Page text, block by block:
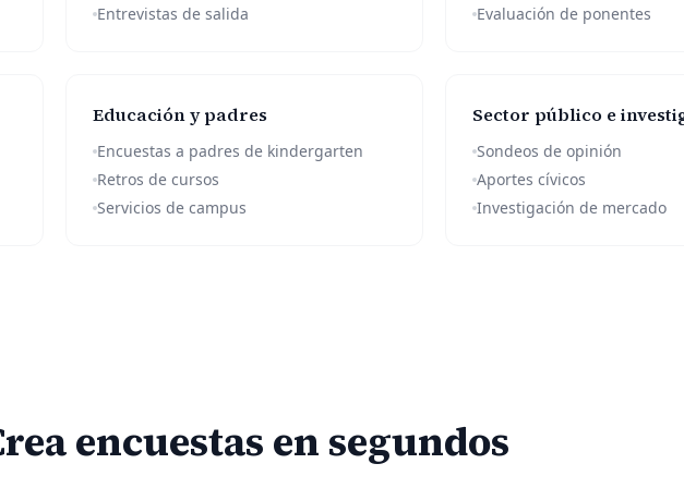
Entrevistas de salida Evaluación de ponentes
Educación y padres
Encuestas a padres de kindergarten
Retros de cursos
Servicios de campus
Sector público e
Sondeos de opinión
Aportes cívicos
Investigación de mercado
encuestas en segundos